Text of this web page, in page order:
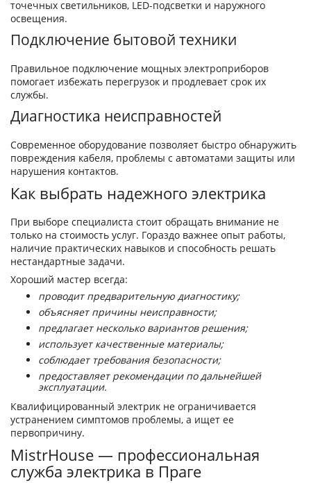
точечных светильников, LED-подсветки и наружного
освещения.
Подключение бытовой техники
Правильное подключение мощных электроприборов
помогает избежать перегрузок и продлевает срок их
службы.
Диагностика неисправностей
Современное оборудование позволяет быстро обнаружить
повреждения кабеля, проблемы с автоматами защиты или
нарушения контактов.
Как выбрать надежного электрика
При выборе специалиста стоит обращать внимание не
только на стоимость услуг. Гораздо важнее опыт работы,
наличие практических навыков и способность решать
нестандартные задачи.
Хороший мастер всегда:
проводит предварительную диагностику;
объясняет причины неисправности;
предлагает несколько вариантов решения;
использует качественные материалы;
соблюдает требования безопасности;
предоставляет рекомендации по дальнейшей
эксплуатации.
Квалифицированный электрик не ограничивается
устранением симптомов проблемы, а ищет ее
первопричину.
MistrHouse — профессиональная
служба электрика в Праге